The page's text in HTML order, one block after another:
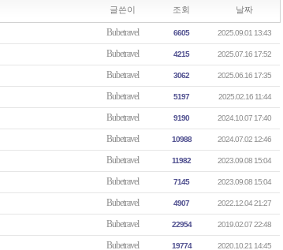
글쓴이 조회 날짜
Bubetravel 6605 2025.09.01 13:43
Bubetravel 4215 2025.07.16 17:52
Bubetravel 3062 2025.06.16 17:35
Bubetravel 5197 2025.02.16 11:44
Bubetravel 9190 2024.10.07 17:40
Bubetravel 10988 2024.07.02 12:46
Bubetravel 11982 2023.09.08 15:04
Bubetravel 7145 2023.09.08 15:04
Bubetravel 4907 2022.12.04 21:27
Bubetravel 22954 2019.02.07 22:48
Bubetravel 19774 2020.10.21 14:45